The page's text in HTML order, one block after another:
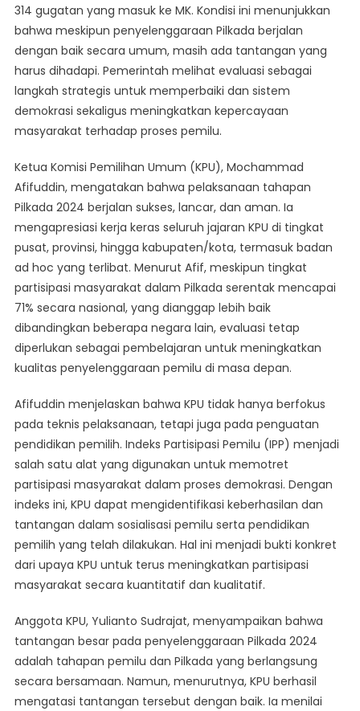
314 gugatan yang masuk ke MK. Kondisi ini menunjukkan
bahwa meskipun penyelenggaraan Pilkada berjalan
dengan baik secara umum, masih ada tantangan yang
harus dihadapi. Pemerintah melihat evaluasi sebagai
langkah strategis untuk memperbaiki dan sistem
demokrasi sekaligus meningkatkan kepercayaan
masyarakat terhadap proses pemilu.
Ketua Komisi Pemilihan Umum (KPU), Mochammad
Afifuddin, mengatakan bahwa pelaksanaan tahapan
Pilkada 2024 berjalan sukses, lancar, dan aman. Ia
mengapresiasi kerja keras seluruh jajaran KPU di tingkat
pusat, provinsi, hingga kabupaten/kota, termasuk badan
ad hoc yang terlibat. Menurut Afif, meskipun tingkat
partisipasi masyarakat dalam Pilkada serentak mencapai
71% secara nasional, yang dianggap lebih baik
dibandingkan beberapa negara lain, evaluasi tetap
diperlukan sebagai pembelajaran untuk meningkatkan
kualitas penyelenggaraan pemilu di masa depan.
Afifuddin menjelaskan bahwa KPU tidak hanya berfokus
pada teknis pelaksanaan, tetapi juga pada penguatan
pendidikan pemilih. Indeks Partisipasi Pemilu (IPP) menjadi
salah satu alat yang digunakan untuk memotret
partisipasi masyarakat dalam proses demokrasi. Dengan
indeks ini, KPU dapat mengidentifikasi keberhasilan dan
tantangan dalam sosialisasi pemilu serta pendidikan
pemilih yang telah dilakukan. Hal ini menjadi bukti konkret
dari upaya KPU untuk terus meningkatkan partisipasi
masyarakat secara kuantitatif dan kualitatif.
Anggota KPU, Yulianto Sudrajat, menyampaikan bahwa
tantangan besar pada penyelenggaraan Pilkada 2024
adalah tahapan pemilu dan Pilkada yang berlangsung
secara bersamaan. Namun, menurutnya, KPU berhasil
mengatasi tantangan tersebut dengan baik. Ia menilai